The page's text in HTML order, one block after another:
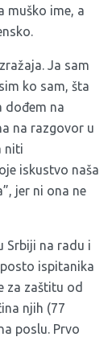
muško ime, a
Ja sam
ko sam, šta
dođem na
na razgovor u
niti
iskustvo naša
jer ni ona ne
Srbiji na radu i
ispitanika
za zaštitu od
njih (77
poslu. Prvo